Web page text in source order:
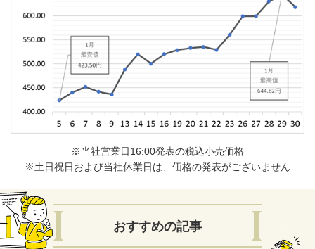
※当社営業日16:00発表の税込小売価格
※土日祝日および当社休業日は、価格の発表がございません
おすすめの記事